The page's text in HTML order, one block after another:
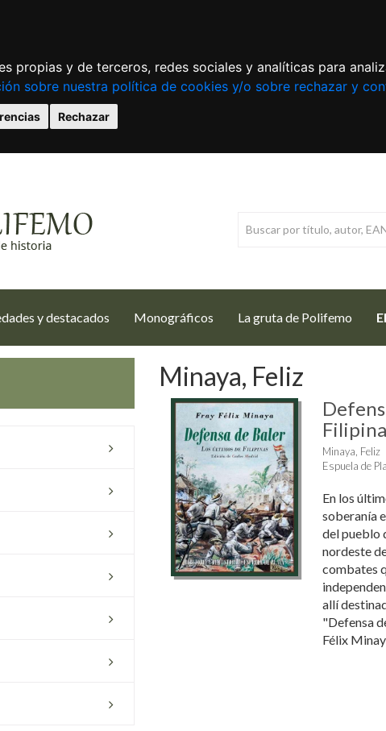
propias y de terceros, redes sociales y analíticas para
sobre nuestra política de cookies y/o sobre rechazar y
Rechazar
y destacados Monográficos La gruta de Polifemo
Minaya, Feliz
Minaya, Feliz
Espuela de
En los
soberanía
del pueblo
nordeste
combates
allí
"Defensa
Félix